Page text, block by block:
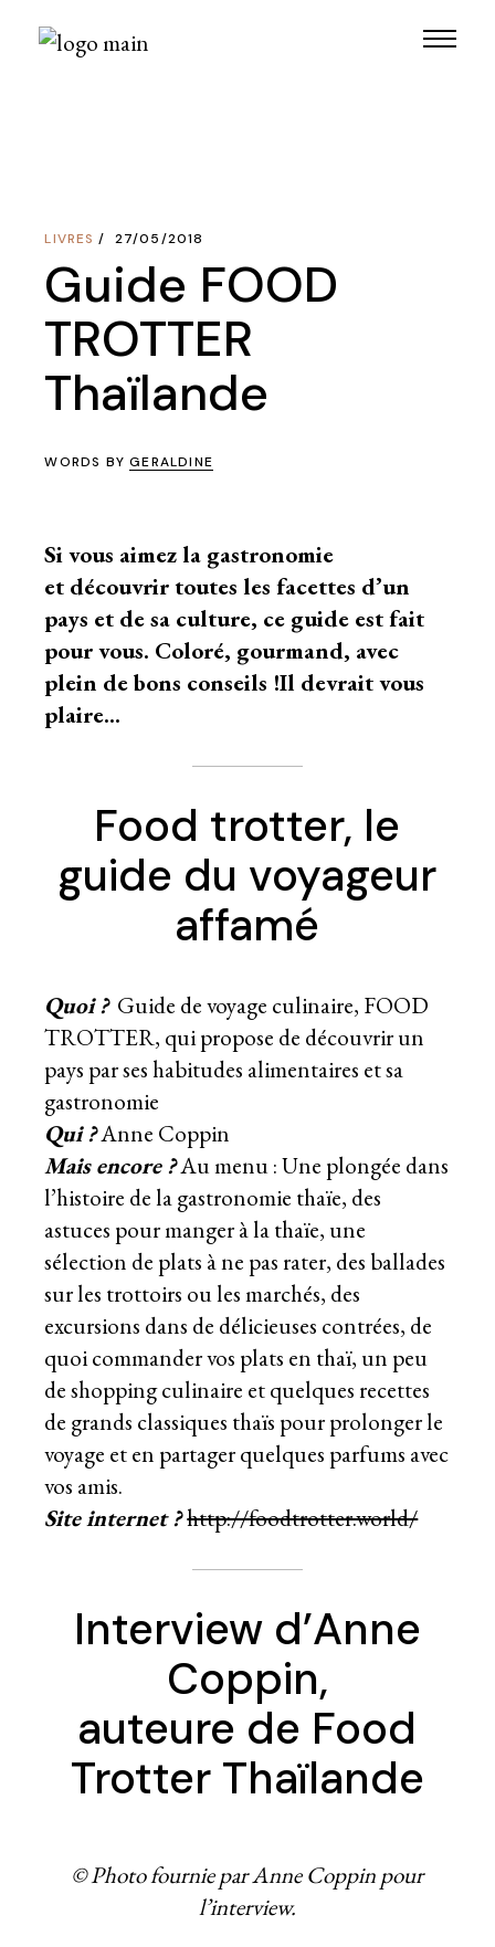
LIVRES 27/05/2018
Guide FOOD
TROTTER
Thaïlande
WORDS BYGERALDINE
Si vous aimez la gastronomie
et découvrir toutes les facettes d’un
pays et de sa culture, ce guide est fait
pour vous. Coloré, gourmand, avec
plein de bons conseils !Il devrait vous
plaire…
Food trotter, le
guide du voyageur
affamé
Quoi ?Guide de voyage culinaire, FOOD
TROTTER, qui propose de découvrir un
pays par ses habitudes alimentaires et sa
gastronomie
Qui ?Anne Coppin
Mais encore ?Au menu : Une plongée dans
l’histoire de la gastronomie thaïe, des
astuces pour manger à la thaïe, une
sélection de plats à ne pas rater, des ballades
sur les trottoirs ou les marchés, des
excursions dans de délicieuses contrées, de
quoi commander vos plats en thaï, un peu
de shopping culinaire et quelques recettes
de grands classiques thaïs pour prolonger le
voyage et en partager quelques parfums avec
vos amis.
Site internet ?http://foodtrotter.world/
Interview d’Anne
Coppin,
auteure de Food
Trotter Thaïlande
© Photo fournie par Anne Coppin pour
l’interview.